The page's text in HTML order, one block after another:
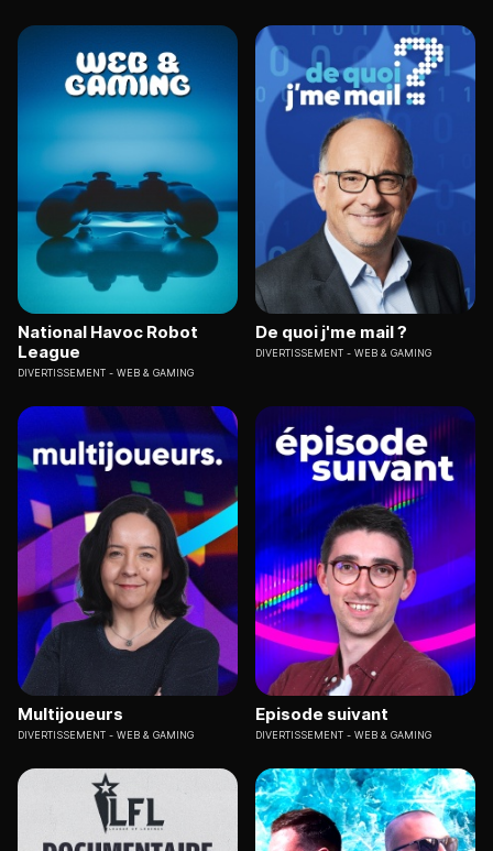
National Havoc Robot
League
DIVERTISSEMENT WEB & GAMING
De quoi j'me mail ?
DIVERTISSEMENT WEB & GAMING
Multijoueurs
DIVERTISSEMENT WEB & GAMING
Episode suivant
DIVERTISSEMENT WEB & GAMING